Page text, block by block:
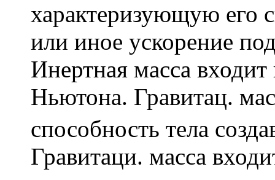
характеризующую его
или иное ускорение
Инертная масса
Ньютона. Гравитац.
способность тела
Гравитаци. масса